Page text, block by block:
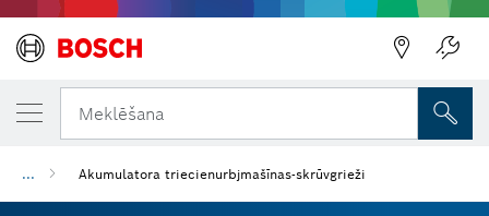
Meklēšana
... Akumulatora triecienurbjmašīnas-skrūvgrieži